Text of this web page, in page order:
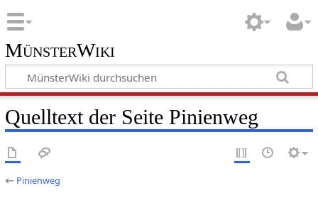
MünsterWiki
Quelltext der Seite Pinienweg
← Pinienweg